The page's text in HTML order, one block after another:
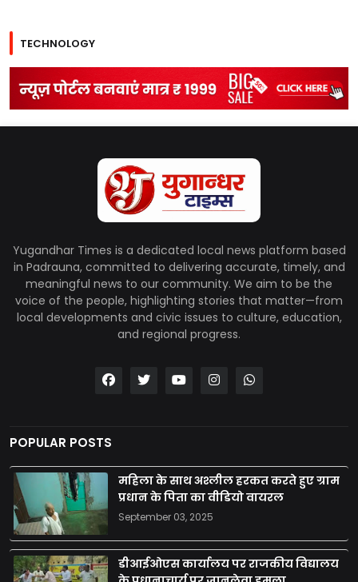
TECHNOLOGY
Yugandhar Times is a dedicated local news platform based
in Padrauna, committed to delivering accurate, timely, and
meaningful news to our community. We aim to be the
voice of the people, highlighting stories that matter—from
local developments and civic issues to culture, education,
and regional progress.
POPULAR POSTS
महिला के साथ अश्लील हरकत करते हुए ग्राम
प्रधान के पिता का वीडियो वायरल
September 03, 2025
डीआईओएस कार्यालय पर राजकीय विद्यालय